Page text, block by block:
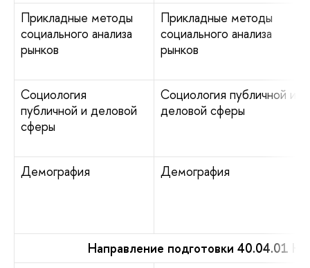
Прикладные методы
социального анализа
рынков
Прикладные методы
социального анализа
рынков
Социология
публичной и деловой
сферы
Социология публичной и
деловой сферы
Демография Демография
Направление подготовки 40.04.01